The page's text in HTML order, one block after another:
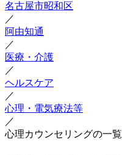
名古屋市昭和区
／
阿由知通
／
医療・介護
／
ヘルスケア
／
心理・電気療法等
／
心理カウンセリングの一覧